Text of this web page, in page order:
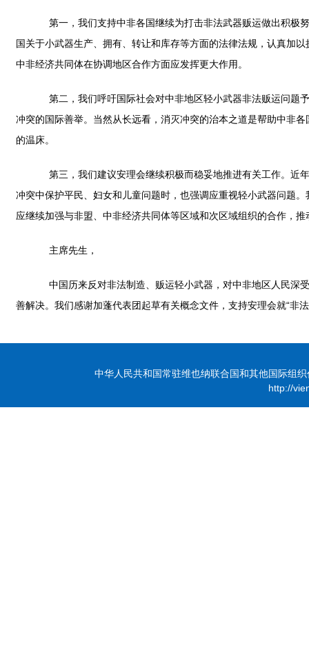
第一，我们支持中非各国继续为打击非法武器贩运做出积极
国关于小武器生产、拥有、转让和库存等方面的法律法规，认真加
中非经济共同体在协调地区合作方面应发挥更大作用。
第二，我们呼吁国际社会对中非地区轻小武器非法贩运问题
冲突的国际善举。当然从长远看，消灭冲突的治本之道是帮助中非
的温床。
第三，我们建议安理会继续积极而稳妥地推进有关工作。近
冲突中保护平民、妇女和儿童问题时，也强调应重视轻小武器问题
应继续加强与非盟、中非经济共同体等区域和次区域组织的合作，
主席先生，
中国历来反对非法制造、贩运轻小武器，对中非地区人民深
善解决。我们感谢加蓬代表团起草有关概念文件，支持安理会就“非
中华人民共和国常驻维也纳联合国和其他国际组
http://